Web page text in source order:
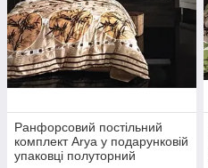
Ранфорсовий постільний
комплект Arya у подарунковій
упаковці полуторний